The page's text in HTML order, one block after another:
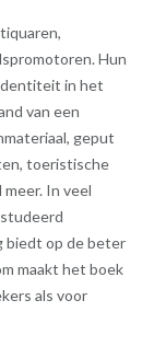
Hun
in het
van een
geput
toeristische
In veel
biedt op de beter
maakt het boek
als voor